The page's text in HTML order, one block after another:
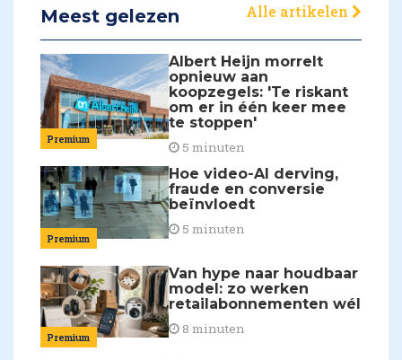
Meest gelezen Alle artikelen
Premium
Albert Heijn morrelt
opnieuw aan
koopzegels: 'Te riskant
om er in één keer mee
te stoppen'
5 minuten
Premium
Hoe video-AI derving,
fraude en conversie
beïnvloedt
5 minuten
Premium
Van hype naar houdbaar
model: zo werken
retailabonnementen wél
8 minuten